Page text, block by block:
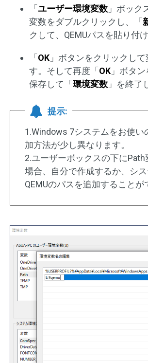
「 ユーザー環境変数 」ボック
変数をダブルクリックし、「
クして、QEMUパスを貼り付け
「 OK 」ボタンをクリックし
す。そして再度「 OK 」ボタ
保存して「 環境変数 」を終了
提示:
1.Windows 7システムをお使い
加方法が少し異なります。
2.ユーザーボックスの下にPath
場合、自分で作成するか、シ
QEMUのパスを追加することが